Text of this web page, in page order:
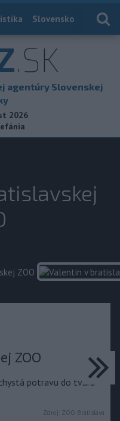
Slovensko
.SK
agentúry Slovenskej
2026
ZOO
potravu do tvaru
Zdroj: ZOO Bratislava